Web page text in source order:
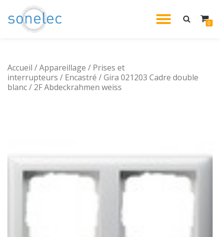
Aller
0
Accueil /Appareillage / Prises et
interrupteurs / Encastré / Gira 021203 Cadre double
blanc / 2F Abdeckrahmen weiss